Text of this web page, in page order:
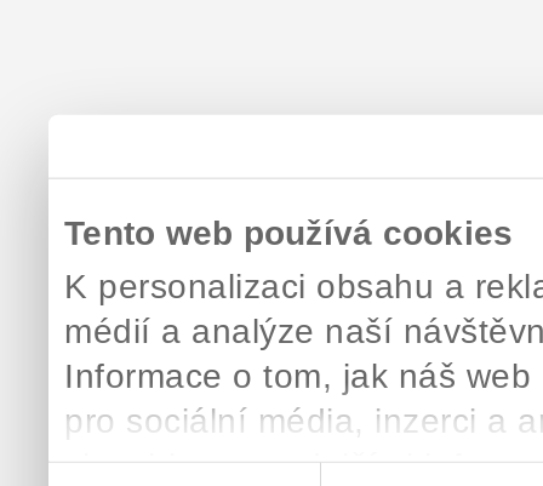
Tento web používá cookies
K personalizaci obsahu a
médií a analýze naší
Informace o tom, jak náš
pro sociální média, inzerci a
zkombinovat s dalšími